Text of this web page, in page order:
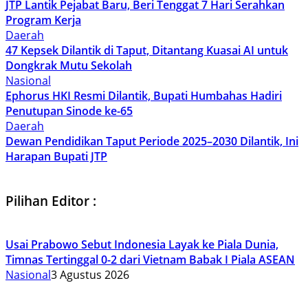
JTP Lantik Pejabat Baru, Beri Tenggat 7 Hari Serahkan
Program Kerja
Daerah
47 Kepsek Dilantik di Taput, Ditantang Kuasai AI untuk
Dongkrak Mutu Sekolah
Nasional
Ephorus HKI Resmi Dilantik, Bupati Humbahas Hadiri
Penutupan Sinode ke-65
Daerah
Dewan Pendidikan Taput Periode 2025–2030 Dilantik, Ini
Harapan Bupati JTP
Pilihan Editor :
Usai Prabowo Sebut Indonesia Layak ke Piala Dunia,
Timnas Tertinggal 0-2 dari Vietnam Babak I Piala ASEAN
Nasional3 Agustus 2026